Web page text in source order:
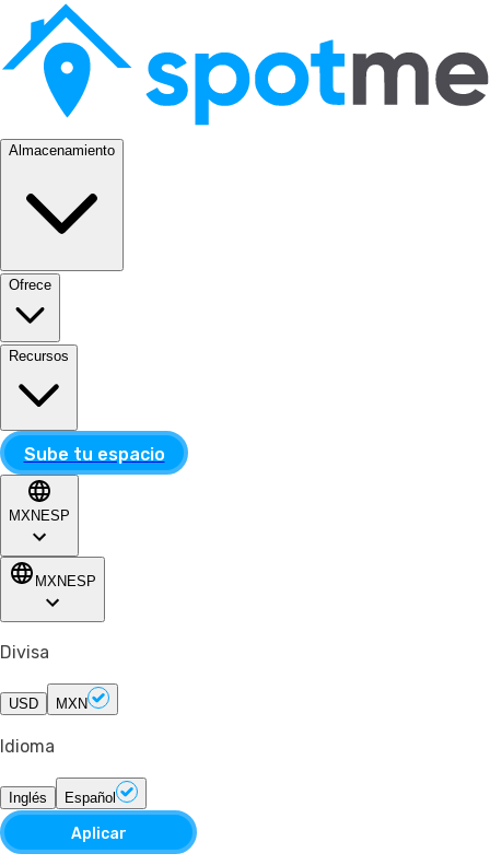
Almacenamiento
Ofrece
Recursos
Sube tu espacio
MXN ESP
MXN ESP
Divisa
USD MXN
Idioma
Inglés Español
Aplicar